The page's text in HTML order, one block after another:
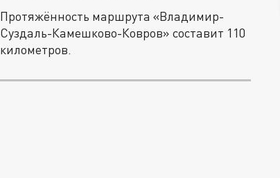
Протяжённость маршрута «Владимир-
Суздаль-Камешково-Ковров» составит 110
километров.